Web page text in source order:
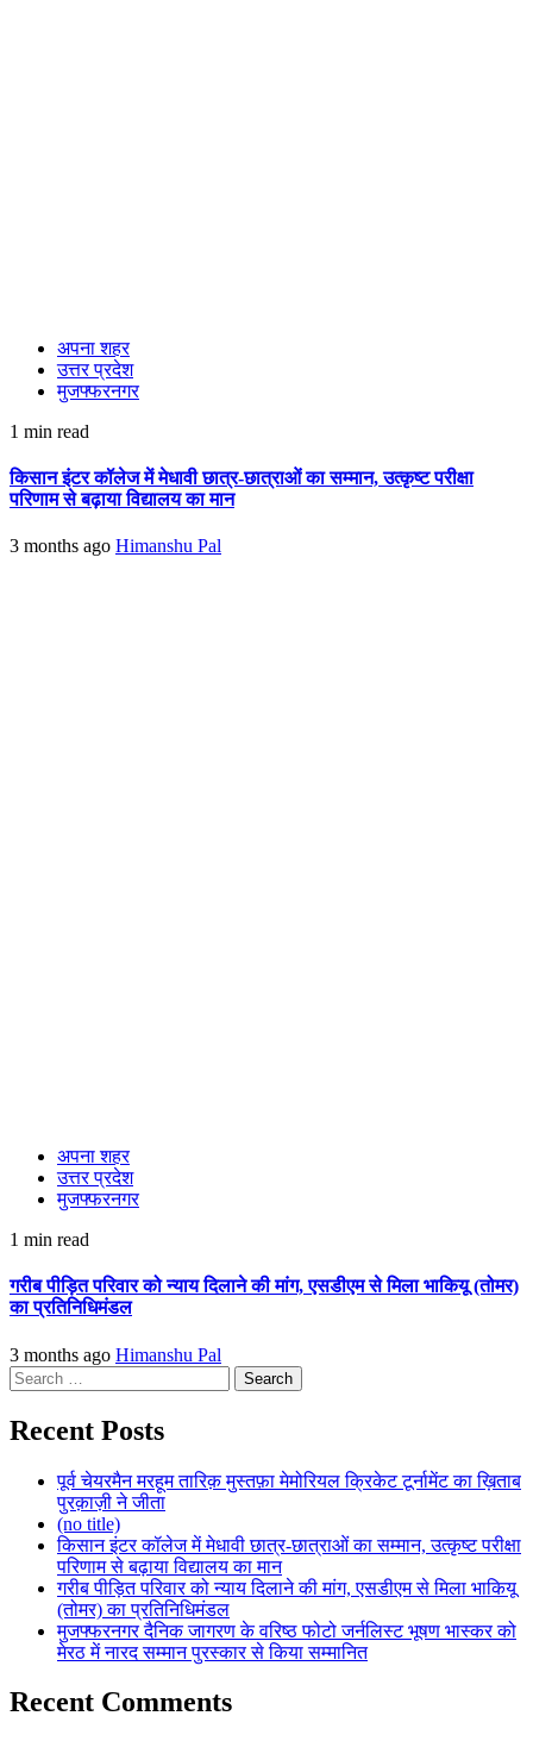
अपना शहर
उत्तर प्रदेश
मुजफ्फरनगर
1 min read
किसान इंटर कॉलेज में मेधावी छात्र-छात्राओं का सम्मान, उत्कृष्ट परीक्षा
परिणाम से बढ़ाया विद्यालय का मान
3 months ago Himanshu Pal
अपना शहर
उत्तर प्रदेश
मुजफ्फरनगर
1 min read
गरीब पीड़ित परिवार को न्याय दिलाने की मांग, एसडीएम से मिला भाकियू (तोमर)
का प्रतिनिधिमंडल
3 months ago Himanshu Pal
Search
for:
Recent Posts
पूर्व चेयरमैन मरहूम तारिक़ मुस्तफ़ा मेमोरियल क्रिकेट टूर्नामेंट का ख़िताब
पुरक़ाज़ी ने जीता
(no title)
किसान इंटर कॉलेज में मेधावी छात्र-छात्राओं का सम्मान, उत्कृष्ट परीक्षा
परिणाम से बढ़ाया विद्यालय का मान
गरीब पीड़ित परिवार को न्याय दिलाने की मांग, एसडीएम से मिला भाकियू
(तोमर) का प्रतिनिधिमंडल
मुजफ्फरनगर दैनिक जागरण के वरिष्ठ फोटो जर्नलिस्ट भूषण भास्कर को
मेरठ में नारद सम्मान पुरस्कार से किया सम्मानित
Recent Comments